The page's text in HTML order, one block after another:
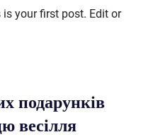
your first post. Edit or
подарунків
весілля